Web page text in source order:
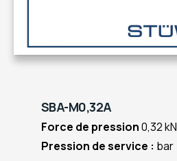
SBA-M0,32A
Force de pression0,32 kN
Pression de service : bar